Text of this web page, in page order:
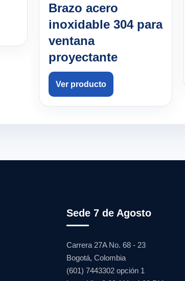
Brazo acero
inoxidable 304 para
ventana
proyectante
Ver producto
Sede 7 de Agosto
Carrera 27A No. 68 - 23
Bogotá, Colombia
(601) 7443302 opción 1